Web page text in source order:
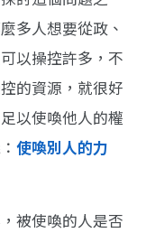
多人想要從政、
以操控許多，不
的資源，就很好
以使喚他人的權
使喚別人的力
被使喚的人是否